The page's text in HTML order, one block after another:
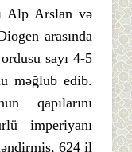
Alp Arslan və
arasında
sayı 4-5
məğlub edib.
qapılarını
imperiyanı
624 il